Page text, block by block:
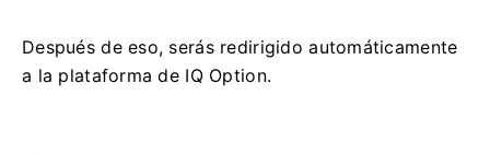
Después de eso, serás redirigido automáticamente
a la plataforma de IQ Option.